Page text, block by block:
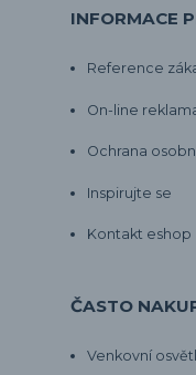
INFORMACE
Reference
On-line
Ochrana
Inspirujte se
Kontakt eshop
ČASTO
Venkovní